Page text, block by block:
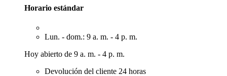
Horario estándar
Lun. - dom.: 9 a. m. - 4 p. m.
Hoy abierto de 9 a. m. - 4 p. m.
Devolución del cliente 24 horas